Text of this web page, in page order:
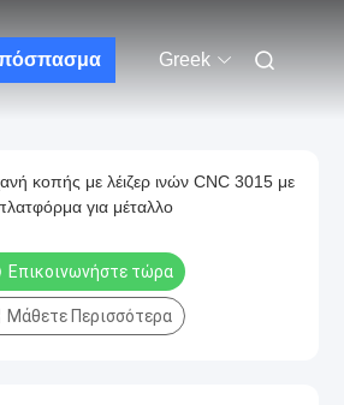
Greek
κοπής με λέιζερ ινών CNC 3015 με
για μέταλλο
Επικοινωνήστε τώρα
Μάθετε Περισσότερα